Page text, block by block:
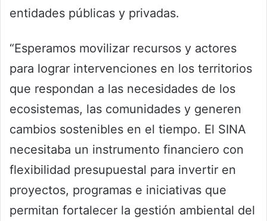
entidades públicas y privadas.
“Esperamos movilizar recursos y actores
para lograr intervenciones en los territorios
que respondan a las necesidades de los
ecosistemas, las comunidades y generen
cambios sostenibles en el tiempo. El SINA
necesitaba un instrumento financiero con
flexibilidad presupuestal para invertir en
proyectos, programas e iniciativas que
permitan fortalecer la gestión ambiental del